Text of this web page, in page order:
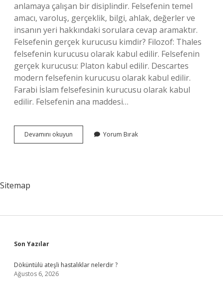
anlamaya çalışan bir disiplindir. Felsefenin temel
amacı, varoluş, gerçeklik, bilgi, ahlak, değerler ve
insanın yeri hakkındaki sorulara cevap aramaktır.
Felsefenin gerçek kurucusu kimdir? Filozof: Thales
felsefenin kurucusu olarak kabul edilir. Felsefenin
gerçek kurucusu: Platon kabul edilir. Descartes
modern felsefenin kurucusu olarak kabul edilir.
Farabi İslam felsefesinin kurucusu olarak kabul
edilir. Felsefenin ana maddesi…
Devamını okuyun Felsefenin
Anası
Yorum Bırak
Sitemap
Sidebar
Son Yazılar
Döküntülü ateşli hastalıklar nelerdir ?
Ağustos 6, 2026